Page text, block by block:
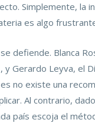
Simplemente, la
es algo
defiende. Blanca
y Gerardo Leyva, el
no existe una
Al contrario,
país escoja el